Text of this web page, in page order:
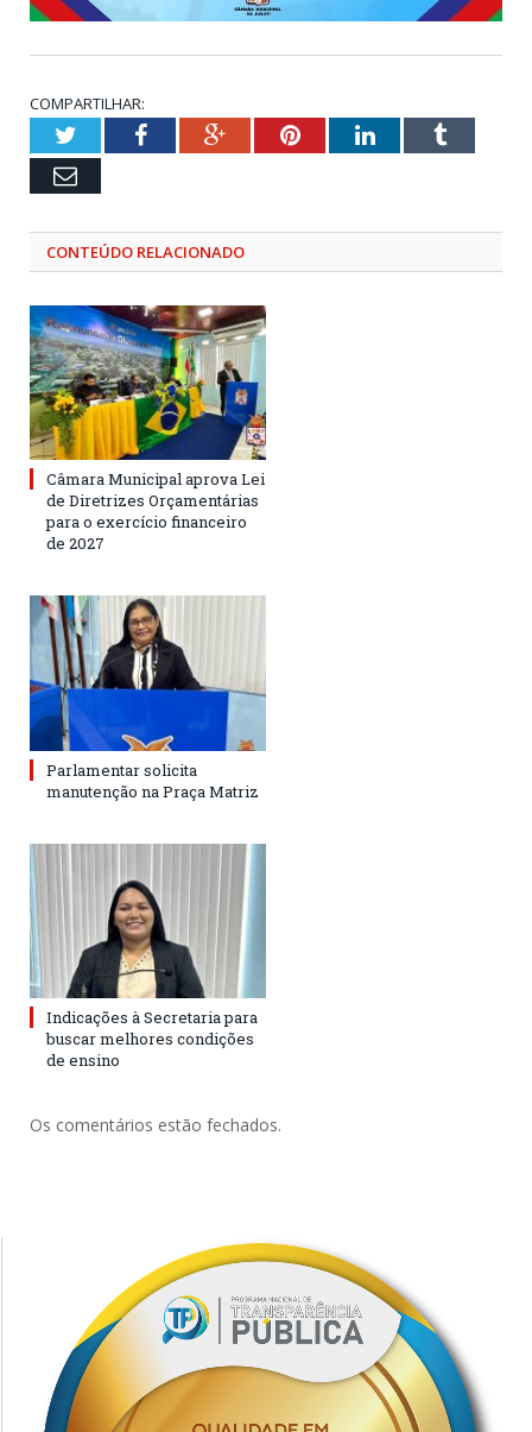
COMPARTILHAR:
TwitterFacebookGoogle+PinterestLinkedInTumblr
Email
CONTEÚDO RELACIONADO
Câmara Municipal aprova Lei
de Diretrizes Orçamentárias
para o exercício financeiro
de 2027
Parlamentar solicita
manutenção na Praça Matriz
Indicações à Secretaria para
buscar melhores condições
de ensino
Os comentários estão fechados.